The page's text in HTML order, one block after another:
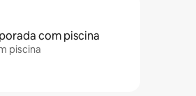
com piscina
piscina